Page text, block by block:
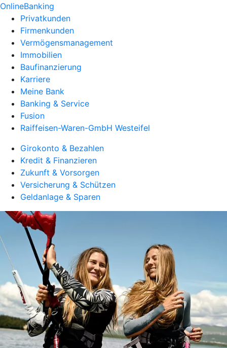
OnlineBanking
Privatkunden
Firmenkunden
Vermögensmanagement
Immobilien
Baufinanzierung
Karriere
Meine Bank
Banking & Service
Fusion
Raiffeisen-Waren-GmbH Westeifel
Girokonto & Bezahlen
Kredit & Finanzieren
Zukunft & Vorsorgen
Versicherung & Schützen
Geldanlage & Sparen